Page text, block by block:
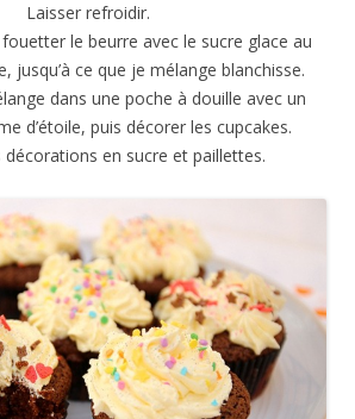
Laisser refroidir.
le beurre avec le sucre glace au
jusqu’à ce que je mélange blanchisse.
dans une poche à douille avec un
d’étoile, puis décorer les cupcakes.
en sucre et paillettes.